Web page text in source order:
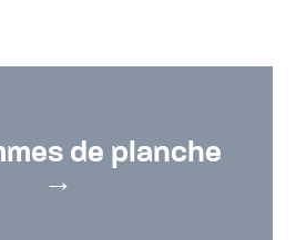
de planche
→